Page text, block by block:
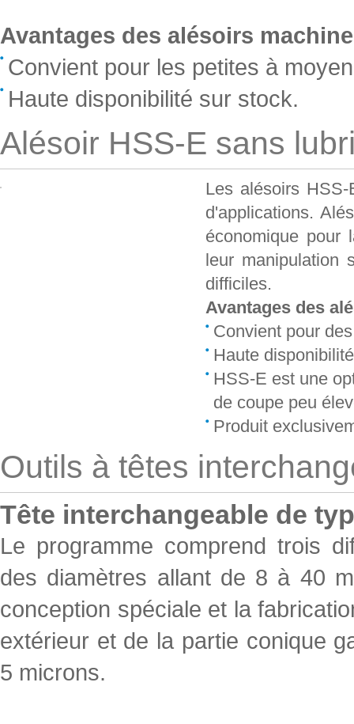
Avantages des alésoirs
Convient pour les petites à
Haute disponibilité sur stock.
Alésoir HSS-E sans
Les alésoirs
d'applications.
économique pour
leur manipulation
difficiles.
Avantages des
Convient pour
Haute
HSS-E est une
de coupe peu
Produit
Outils à têtes
Tête interchangeable de
Le programme comprend trois
des diamètres allant de 8 à 40
conception spéciale et la
extérieur et de la partie conique
5 microns.